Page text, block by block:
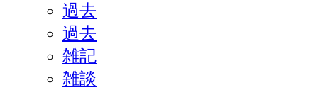
過去
過去
雑記
雑談